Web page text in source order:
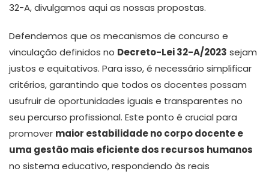
32-A, divulgamos aqui as nossas propostas.
Defendemos que os mecanismos de concurso e
vinculação definidos no Decreto-Lei 32-A/2023 sejam
justos e equitativos. Para isso, é necessário simplificar
critérios, garantindo que todos os docentes possam
usufruir de oportunidades iguais e transparentes no
seu percurso profissional. Este ponto é crucial para
promover maior estabilidade no corpo docente e
uma gestão mais eficiente dos recursos humanos
no sistema educativo, respondendo às reais